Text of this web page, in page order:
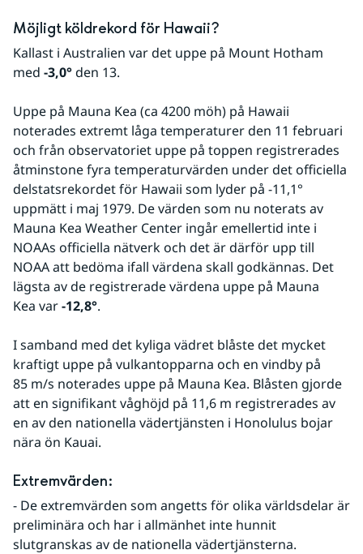
Möjligt köldrekord för Hawaii?
Kallast i Australien var det uppe på Mount Hotham
med -3,0° den 13.
Uppe på Mauna Kea (ca 4200 möh) på Hawaii
noterades extremt låga temperaturer den 11 februari
och från observatoriet uppe på toppen registrerades
åtminstone fyra temperaturvärden under det officiella
delstatsrekordet för Hawaii som lyder på -11,1°
uppmätt i maj 1979. De värden som nu noterats av
Mauna Kea Weather Center ingår emellertid inte i
NOAAs officiella nätverk och det är därför upp till
NOAA att bedöma ifall värdena skall godkännas. Det
lägsta av de registrerade värdena uppe på Mauna
Kea var -12,8°.
I samband med det kyliga vädret blåste det mycket
kraftigt uppe på vulkantopparna och en vindby på
85 m/s noterades uppe på Mauna Kea. Blåsten gjorde
att en signifikant våghöjd på 11,6 m registrerades av
en av den nationella vädertjänsten i Honolulus bojar
nära ön Kauai.
Extremvärden:
- De extremvärden som angetts för olika världsdelar är
preliminära och har i allmänhet inte hunnit
slutgranskas av de nationella vädertjänsterna.